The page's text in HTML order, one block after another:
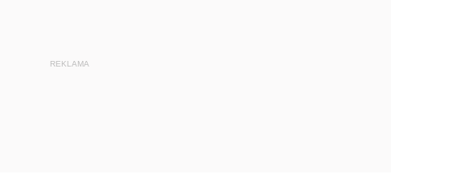
REKLAMA